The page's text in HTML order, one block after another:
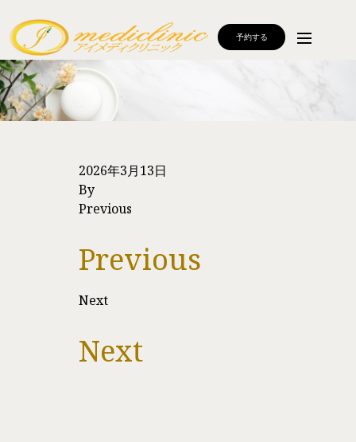
予約する
2026年3月13日
By
Previous
Previous
Next
Next